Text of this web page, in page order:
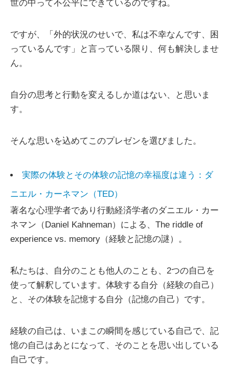
世の中って不公平にできているのですね。
ですが、「外的状況のせいで、私は不幸なんです、困
っているんです」と言っている限り、何も解決しませ
ん。
自分の思考と行動を変えるしか道はない、と思いま
す。
そんな思いを込めてこのプレゼンを選びました。
実際の体験とその体験の記憶の幸福度は違う：ダ
ニエル・カーネマン（TED）
著名な心理学者であり行動経済学者のダニエル・カー
ネマン（Daniel Kahneman）による、The riddle of
experience vs. memory（経験と記憶の謎）。
私たちは、自分のことも他人のことも、2つの自己を
使って解釈しています。体験する自分（経験の自己）
と、その体験を記憶する自分（記憶の自己）です。
経験の自己は、いまこの瞬間を感じている自己で、記
憶の自己はあとになって、そのことを思い出している
自己です。